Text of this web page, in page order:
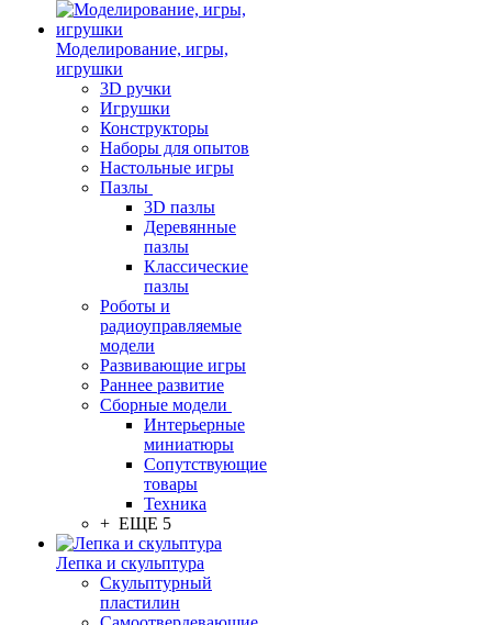
Моделирование, игры,
игрушки
3D ручки
Игрушки
Конструкторы
Наборы для опытов
Настольные игры
Пазлы
3D пазлы
Деревянные
пазлы
Классические
пазлы
Роботы и
радиоуправляемые
модели
Развивающие игры
Раннее развитие
Сборные модели
Интерьерные
миниатюры
Сопутствующие
товары
Техника
+ ЕЩЕ 5
Лепка и скульптура
Скульптурный
пластилин